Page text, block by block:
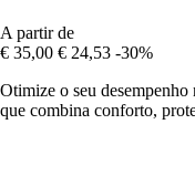
A partir de
€ 35,00 € 24,53 -30%
Otimize o seu
que combina conforto,